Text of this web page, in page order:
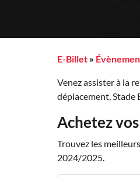
E-Billet »
Venez assister à la
déplacement, Stade
Achetez
Trouvez les
2024/2025.